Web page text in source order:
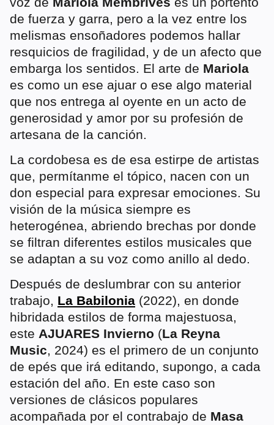
de fuerza y garra, pero a la vez entre los
melismas ensoñadores podemos hallar
resquicios de fragilidad, y de un afecto que
embarga los sentidos. El arte de Mariola
es como un ese ajuar o ese algo material
que nos entrega al oyente en un acto de
generosidad y amor por su profesión de
artesana de la canción.
La cordobesa es de esa estirpe de artistas
que, permítanme el tópico, nacen con un
don especial para expresar emociones. Su
visión de la música siempre es
heterogénea, abriendo brechas por donde
se filtran diferentes estilos musicales que
se adaptan a su voz como anillo al dedo.
Después de deslumbrar con su anterior
trabajo, La Babilonia (2022), en donde
hibridada estilos de forma majestuosa,
este AJUARES Invierno (La Reyna
Music, 2024) es el primero de un conjunto
de epés que irá editando, supongo, a cada
estación del año. En este caso son
versiones de clásicos populares
acompañada por el contrabajo de Masa